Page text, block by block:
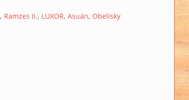
Ramzes II. LUXOR Asuán Obelisky